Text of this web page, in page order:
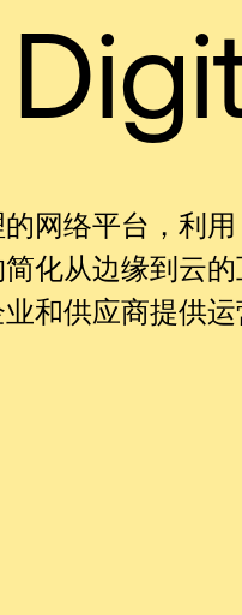
网络平台，利用
化从边缘到云的
和供应商提供运